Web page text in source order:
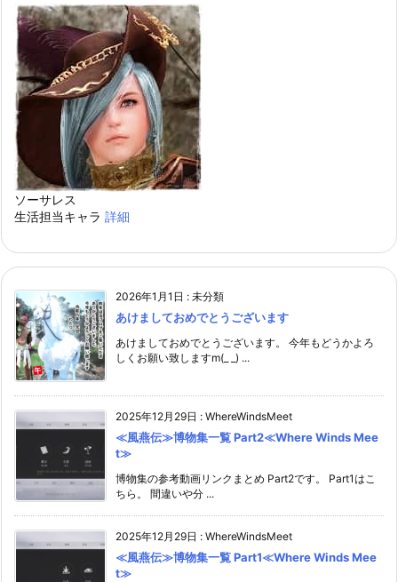
ソーサレス
生活担当キャラ 詳細
2026年1月1日 : 未分類
あけましておめでとうございます
あけましておめでとうございます。 今年もどうかよろ
しくお願い致しますm(_ _) ...
2025年12月29日 : WhereWindsMeet
≪風燕伝≫博物集一覧 Part2≪Where Winds Mee
t≫
博物集の参考動画リンクまとめ Part2です。 Part1はこ
ちら。 間違いや分 ...
2025年12月29日 : WhereWindsMeet
≪風燕伝≫博物集一覧 Part1≪Where Winds Mee
t≫